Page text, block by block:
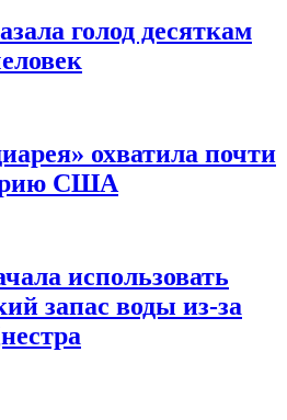
голод десяткам
охватила почти
США
использовать
запас воды из-за